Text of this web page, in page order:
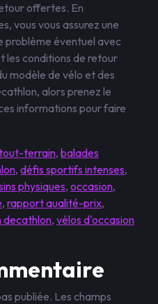
offertes. En
vous vous assurez une
problème éventuel avec
les conditions de retour
modèle de vélo et des
alors prenez le
informations pour faire
terrain, balades
, défis sportifs intenses,
physiques, occasion,
, rapport qualité-prix,
decathlon, vélos d'occasion
publiée. Les champs